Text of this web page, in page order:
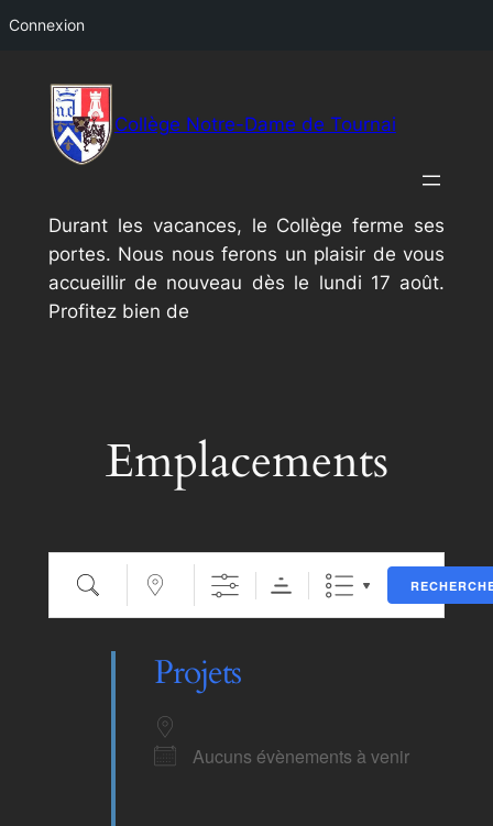
Connexion
contenu
Collège Notre-Dame de Tournai
Durant les vacances, le Collège ferme ses
portes. Nous nous ferons un plaisir de vous
accueillir de nouveau dès le lundi 17 août.
Profitez bien de
Emplacements
Recherche Proche de…
Projets
Aucuns évènements à venir